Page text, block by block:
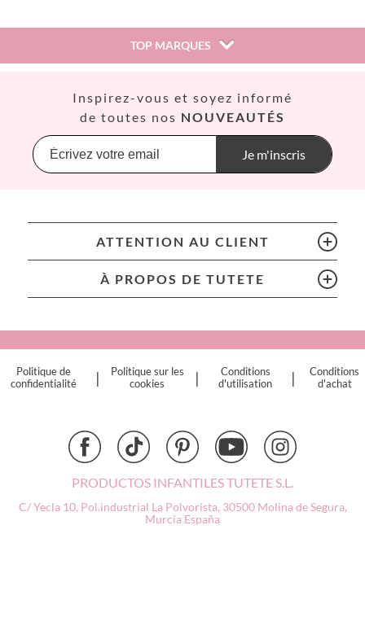
TOP MARQUES
Banwood
BIBS
Cristina de Jos'h
Djeco
Inspirez-vous et soyez informé
de toutes nos NOUVEAUTÉS
Je m'inscris
ATTENTION AU CLIENT
À PROPOS DE TUTETE
Politique de
confidentialité
|
Politique sur les
cookies
|
Conditions
d'utilisation
|
Conditions
d'achat
PRODUCTOS INFANTILES TUTETE S.L.
C/ Yecla 10, Pol.industrial La Polvorista, 30500 Molina de Segura,
Murcia España